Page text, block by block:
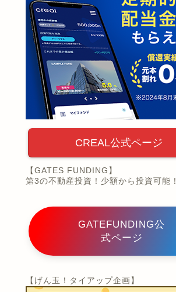
CREAL公式ページ
【GATES FUNDING】
第3の不動産投資！少額から投資可能！
GATEFUNDING公
式ページ
【げん玉！タイアップ企画】